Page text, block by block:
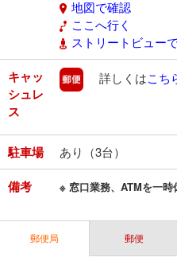
地図で確認
ここへ行く
ストリートビュー
キャッ
シュレ
ス
郵便
詳しくはこち
駐車場 あり（3台）
備考 ※ 窓口業務、ATMを一時
郵便局 郵便